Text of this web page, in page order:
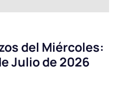
del Miércoles:
Julio de 2026